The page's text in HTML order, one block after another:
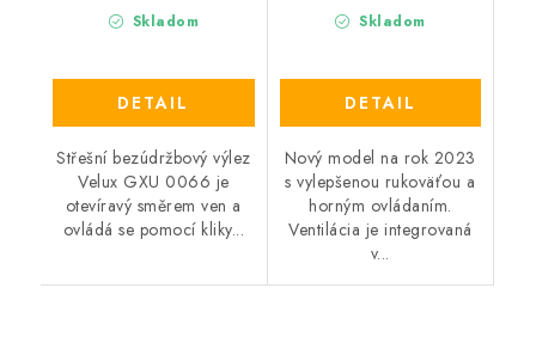
Skladom
DETAIL
Střešní bezúdržbový výlez
Velux GXU 0066 je
otevíravý směrem ven a
ovládá se pomocí kliky...
Skladom
DETAIL
Nový model na rok 2023
s vylepšenou rukoväťou a
horným ovládaním.
Ventilácia je integrovaná
v...